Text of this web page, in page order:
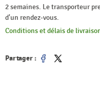
2 semaines. Le transporteur
d'un rendez-vous.
Conditions et délais de
Partager :
Partager
Tweet